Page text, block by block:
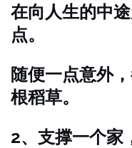
在向人生的中
点。
随便一点意外
根稻草。
2、 支撑一个家